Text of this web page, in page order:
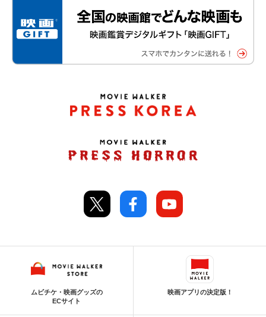
ムビチケ・映画グッズの
ECサイト
映画アプリの決定版！